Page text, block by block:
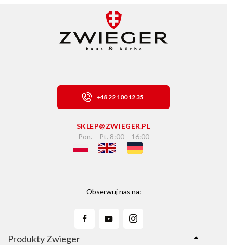
+48 22 100 12 35
SKLEP@ZWIEGER.PL
Pon. – Pt. 8:00 – 16:00
Obserwuj nas na:
Produkty Zwieger